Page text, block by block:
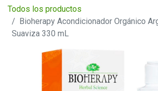
Todos los productos
Bioherapy Acondicionador Orgánico
Suaviza 330 mL